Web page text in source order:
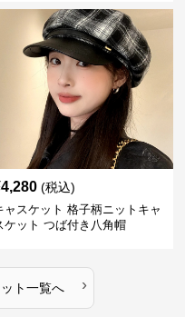
4,280 (税込)
ャスケット 格子柄ニットキャ
ケット つば付き八角帽
ト一覧へ ›